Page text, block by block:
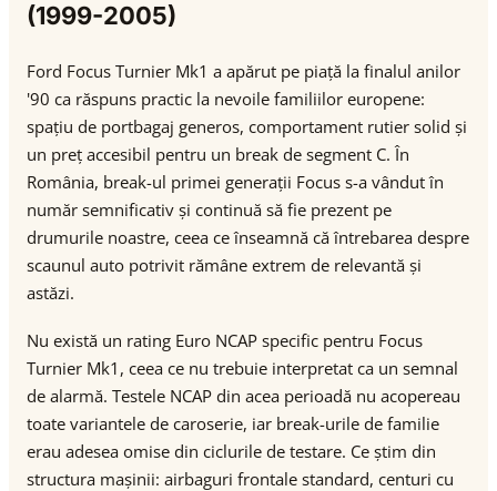
(1999-2005)
Ford Focus Turnier Mk1 a apărut pe piață la finalul anilor
'90 ca răspuns practic la nevoile familiilor europene:
spațiu de portbagaj generos, comportament rutier solid și
un preț accesibil pentru un break de segment C. În
România, break-ul primei generații Focus s-a vândut în
număr semnificativ și continuă să fie prezent pe
drumurile noastre, ceea ce înseamnă că întrebarea despre
scaunul auto potrivit rămâne extrem de relevantă și
astăzi.
Nu există un rating Euro NCAP specific pentru Focus
Turnier Mk1, ceea ce nu trebuie interpretat ca un semnal
de alarmă. Testele NCAP din acea perioadă nu acopereau
toate variantele de caroserie, iar break-urile de familie
erau adesea omise din ciclurile de testare. Ce știm din
structura mașinii: airbaguri frontale standard, centuri cu